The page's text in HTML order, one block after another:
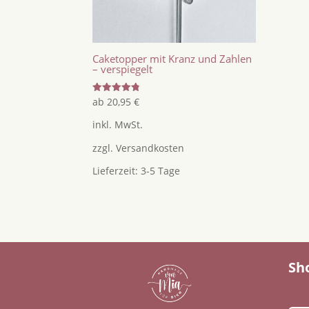
Caketopper mit Kranz und Zahlen
– verspiegelt
Bewertet
mit
von 5
ab20,95€
inkl. MwSt.
zzgl.Versandkosten
Lieferzeit:3-5 Tage